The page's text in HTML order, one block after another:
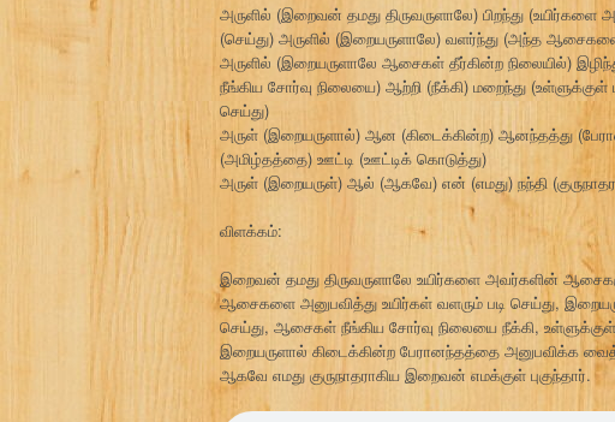
அருளில் (இறைவன் தமது திருவருளாலே) பிறந்து (உயிர்களை
(செய்து) அருளில் (இறையருளாலே) வளர்ந்து (அந்த ஆசைகளை
அருளில் (இறையருளாலே ஆசைகள் தீர்கின்ற நிலையில்)
நீங்கிய சோர்வு நிலையை) ஆற்றி (நீக்கி) மறைந்து
செய்து)
அருள் (இறையருளால்) ஆன (கிடைக்கின்ற) ஆனந்தத்து
(அமிழ்தத்தை) ஊட்டி (ஊட்டிக் கொடுத்து)
அருள் (இறையருள்) ஆல் (ஆகவே) என் (எமது) நந்தி
விளக்கம்:
இறைவன் தமது திருவருளாலே உயிர்களை அவர்களின்
ஆசைகளை அனுபவித்து உயிர்கள் வளரும் படி செய்து,
செய்து, ஆசைகள் நீங்கிய சோர்வு நிலையை நீக்கி,
இறையருளால் கிடைக்கின்ற பேரானந்தத்தை அனுபவிக்க
ஆகவே எமது குருநாதராகிய இறைவன் எமக்குள் புகுந்தார்.